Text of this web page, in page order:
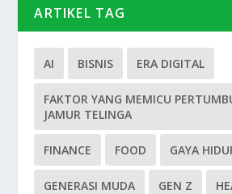
ARTIKEL TAG
AI BISNIS ERA DIGITAL
FAKTOR YANG MEMICU
JAMUR TELINGA
FINANCE FOOD GAYA
GENERASI MUDA GEN Z